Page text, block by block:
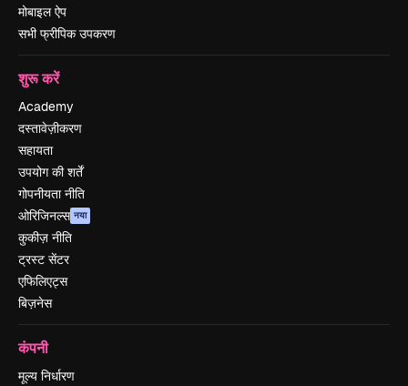
मोबाइल ऐप
सभी फ्रीपिक उपकरण
शुरू करें
Academy
दस्तावेज़ीकरण
सहायता
उपयोग की शर्तें
गोपनीयता नीति
ओरिजिनल्स नया
कुकीज़ नीति
ट्रस्ट सेंटर
एफिलिएट्स
बिज़नेस
कंपनी
मूल्य निर्धारण